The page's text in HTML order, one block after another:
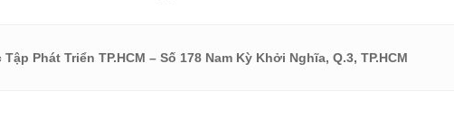
Phát Triển TP.HCM – Số 178 Nam Kỳ Khởi Nghĩa, Q.3, TP.HCM